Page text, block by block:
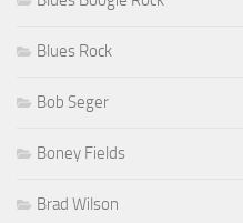
Blues Rock
Bob Seger
Boney Fields
Brad Wilson